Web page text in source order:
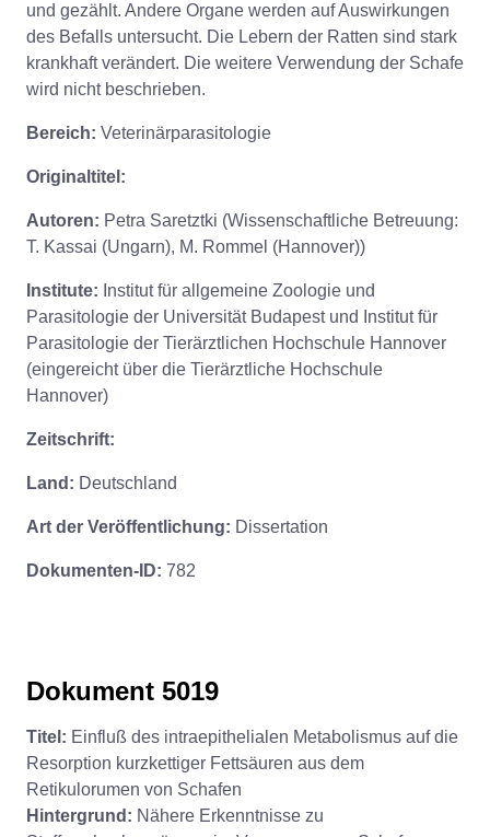
und gezählt. Andere Organe werden auf Auswirkungen
des Befalls untersucht. Die Lebern der Ratten sind stark
krankhaft verändert. Die weitere Verwendung der Schafe
wird nicht beschrieben.
Bereich: Veterinärparasitologie
Originaltitel:
Autoren: Petra Saretztki (Wissenschaftliche Betreuung:
T. Kassai (Ungarn), M. Rommel (Hannover))
Institute: Institut für allgemeine Zoologie und
Parasitologie der Universität Budapest und Institut für
Parasitologie der Tierärztlichen Hochschule Hannover
(eingereicht über die Tierärztliche Hochschule
Hannover)
Zeitschrift:
Land: Deutschland
Art der Veröffentlichung: Dissertation
Dokumenten-ID: 782
Dokument 5019
Titel: Einfluß des intraepithelialen Metabolismus auf die
Resorption kurzkettiger Fettsäuren aus dem
Retikulorumen von Schafen
Hintergrund: Nähere Erkenntnisse zu